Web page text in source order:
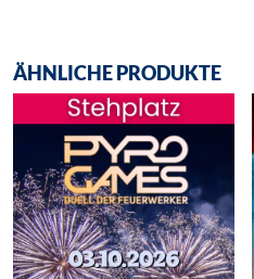
ÄHNLICHE PRODUKTE